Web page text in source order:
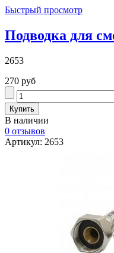
Быстрый просмотр
Подводка для
2653
270 руб
В наличии
0 отзывов
Артикул: 2653